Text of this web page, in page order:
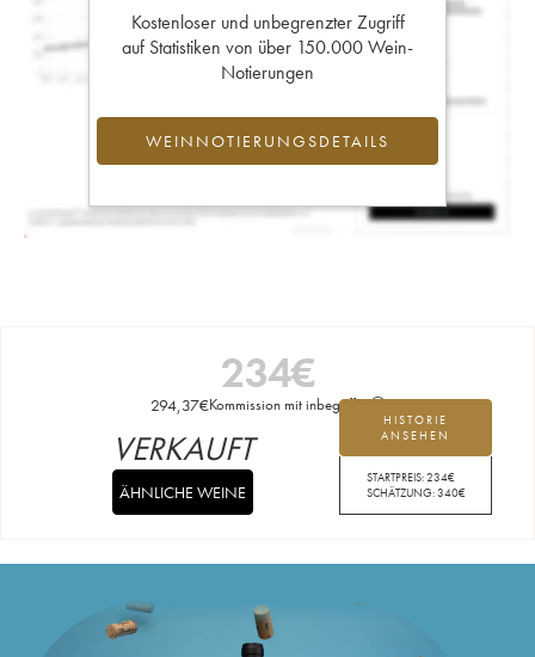
Kostenloser und unbegrenzter Zugriff
auf Statistiken von über 150.000 Wein-
Notierungen
WEINNOTIERUNGSDETAILS
234€
294,37€Kommission mit inbegriffen
HISTORIE
ANSEHEN
STARTPREIS:234€
SCHÄTZUNG:340€
VERKAUFT
ÄHNLICHE WEINE